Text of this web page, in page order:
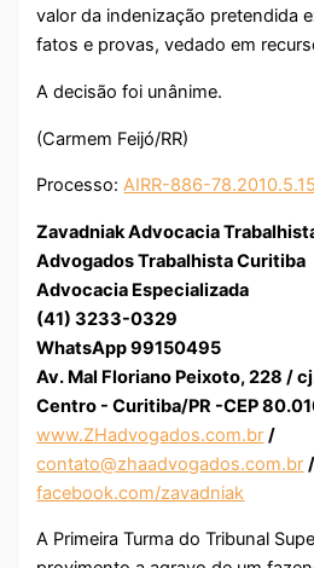
valor da indenização pretendida
fatos e provas, vedado em
A decisão foi unânime.
(Carmem Feijó/RR)
Processo:AIRR-886-
Zavadniak Advocacia
Advogados Trabalhista Curitiba
Advocacia Especializada
(41) 3233-0329
WhatsApp 99150495
Av. Mal Floriano Peixoto, 228 /
Centro - Curitiba/PR -CEP
www.ZHadvogados.com.br /
contato@zhaadvogados.com.br /
facebook.com/zavadniak
A Primeira Turma do Tribunal